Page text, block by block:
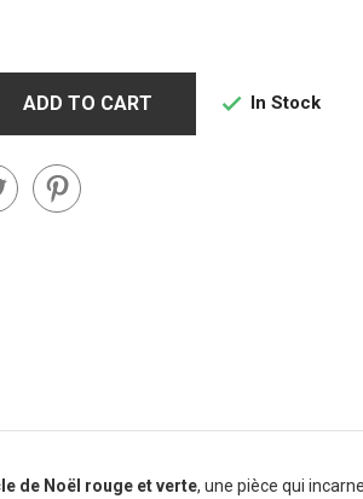
ADD TO CART  In Stock
de Noël rouge et verte, une pièce qui